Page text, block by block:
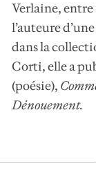
Verlaine, entre
l’auteure d’une
dans la
Corti, elle a
(poésie),
Dénouement.